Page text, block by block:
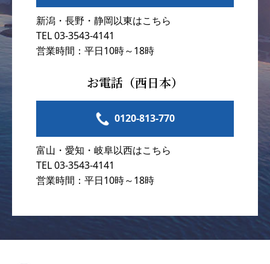
新潟・長野・静岡以東はこちら
TEL 03-3543-4141
営業時間：平日10時～18時
お電話（西日本）
0120-813-770
富山・愛知・岐阜以西はこちら
TEL 03-3543-4141
営業時間：平日10時～18時